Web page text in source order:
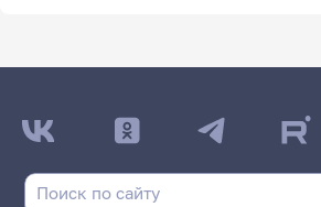
ДАТА ПОСЛЕДНЕГО
НЕ ОБНОВЛЯЛОСЬ
Заочная форма обучения | 202